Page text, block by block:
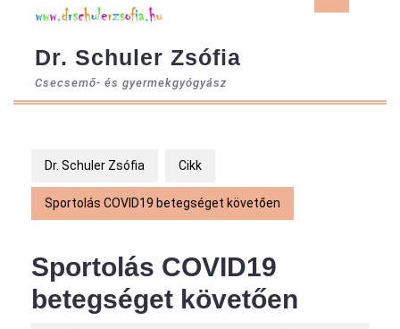
Dr. Schuler Zsófia
Csecsemő- és gyermekgyógyász
Dr. Schuler Zsófia Cikk
Sportolás COVID19 betegséget követően
Sportolás COVID19
betegséget követően